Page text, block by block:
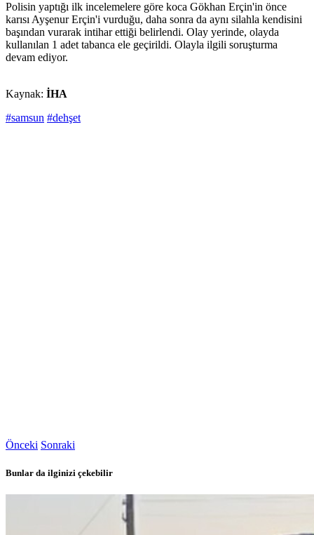
Polisin yaptığı ilk incelemelere göre koca Gökhan Erçin'in önce
karısı Ayşenur Erçin'i vurduğu, daha sonra da aynı silahla kendisini
başından vurarak intihar ettiği belirlendi. Olay yerinde, olayda
kullanılan 1 adet tabanca ele geçirildi. Olayla ilgili soruşturma
devam ediyor.
Kaynak: İHA
#samsun #dehşet
Önceki Sonraki
Bunlar da ilginizi çekebilir